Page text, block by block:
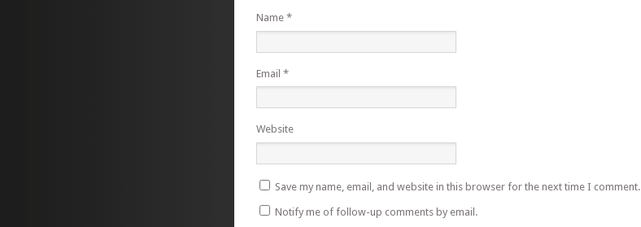
Name *
Email *
Website
Save my name, email, and website in this browser for the next time I comment.
Notify me of follow-up comments by email.